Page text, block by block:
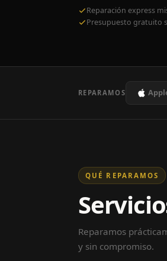
Reparación express
Presupuesto gratuito
REPARAMOS
QUÉ REPARAMOS
Reparamos
y sin compromiso.